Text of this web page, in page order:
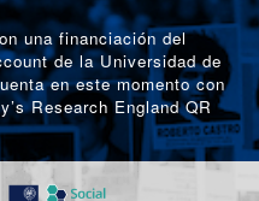
una financiación del
de la Universidad de
en este momento con
Research England QR